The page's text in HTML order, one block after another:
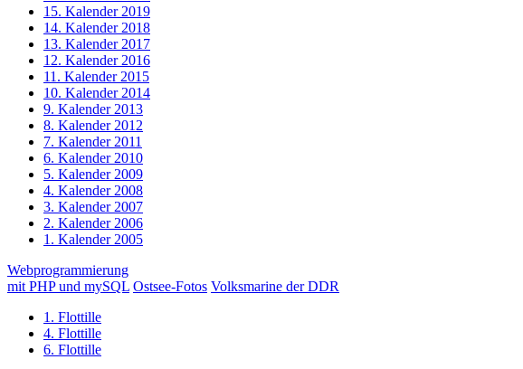
15. Kalender 2019
14. Kalender 2018
13. Kalender 2017
12. Kalender 2016
11. Kalender 2015
10. Kalender 2014
9. Kalender 2013
8. Kalender 2012
7. Kalender 2011
6. Kalender 2010
5. Kalender 2009
4. Kalender 2008
3. Kalender 2007
2. Kalender 2006
1. Kalender 2005
Webprogrammierung
mit PHP und mySQL Ostsee-Fotos Volksmarine der DDR
1. Flottille
4. Flottille
6. Flottille